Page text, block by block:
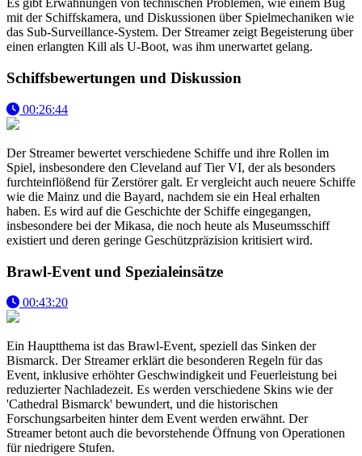
Es gibt Erwähnungen von technischen Problemen, wie einem Bug
mit der Schiffskamera, und Diskussionen über Spielmechaniken wie
das Sub-Surveillance-System. Der Streamer zeigt Begeisterung über
einen erlangten Kill als U-Boot, was ihm unerwartet gelang.
Schiffsbewertungen und Diskussion
00:26:44
Der Streamer bewertet verschiedene Schiffe und ihre Rollen im
Spiel, insbesondere den Cleveland auf Tier VI, der als besonders
furchteinflößend für Zerstörer galt. Er vergleicht auch neuere Schiffe
wie die Mainz und die Bayard, nachdem sie ein Heal erhalten
haben. Es wird auf die Geschichte der Schiffe eingegangen,
insbesondere bei der Mikasa, die noch heute als Museumsschiff
existiert und deren geringe Geschützpräzision kritisiert wird.
Brawl-Event und Spezialeinsätze
00:43:20
Ein Hauptthema ist das Brawl-Event, speziell das Sinken der
Bismarck. Der Streamer erklärt die besonderen Regeln für das
Event, inklusive erhöhter Geschwindigkeit und Feuerleistung bei
reduzierter Nachladezeit. Es werden verschiedene Skins wie der
'Cathedral Bismarck' bewundert, und die historischen
Forschungsarbeiten hinter dem Event werden erwähnt. Der
Streamer betont auch die bevorstehende Öffnung von Operationen
für niedrigere Stufen.